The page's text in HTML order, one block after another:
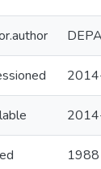
1988